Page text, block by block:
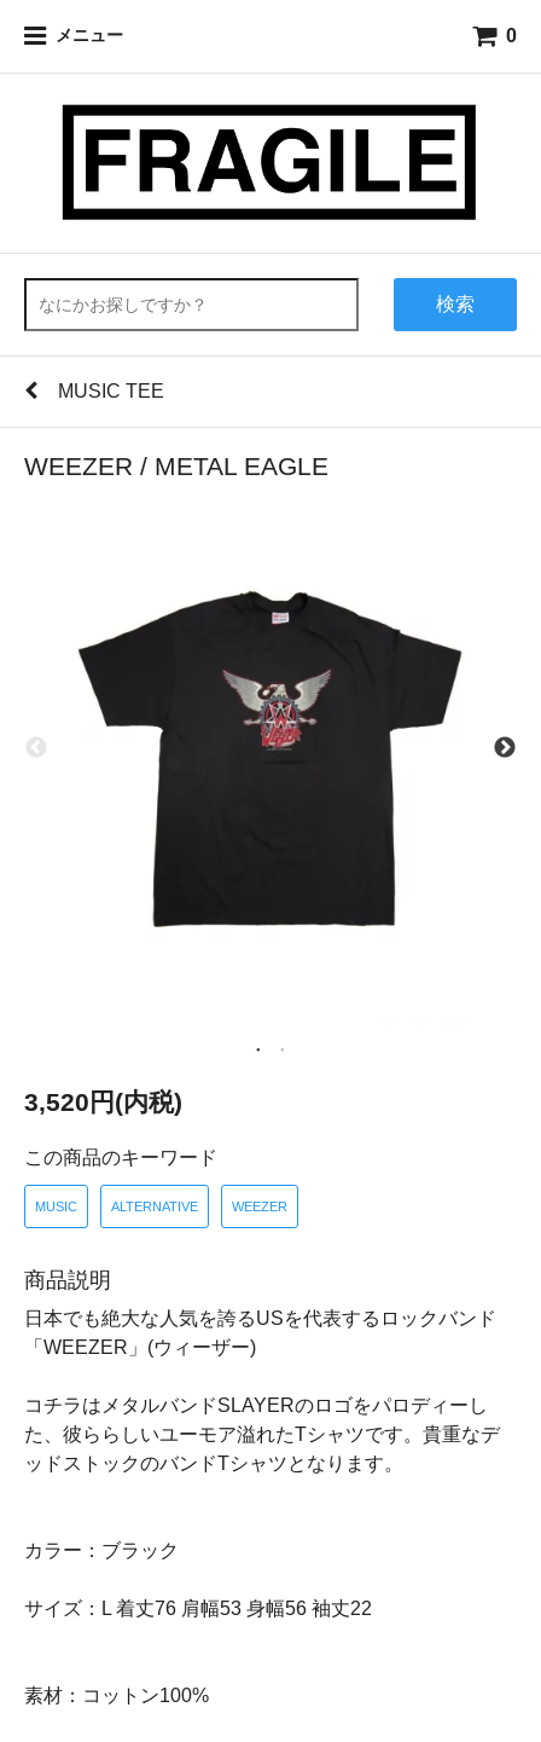
メニュー 0
検索
MUSIC TEE
WEEZER / METAL EAGLE
3,520円(内税)
この商品のキーワード
MUSIC ALTERNATIVE WEEZER
商品説明
日本でも絶大な人気を誇るUSを代表するロックバンド
「WEEZER」(ウィーザー)
コチラはメタルバンドSLAYERのロゴをパロディーし
た、彼ららしいユーモア溢れたTシャツです。貴重なデ
ッドストックのバンドTシャツとなります。
カラー：ブラック
サイズ：L 着丈76 肩幅53 身幅56 袖丈22
素材：コットン100%